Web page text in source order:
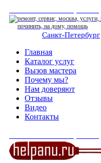
Санкт-Петербург
Главная
Каталог услуг
Вызов мастера
Почему мы?
Нам доверяют
Отзывы
Видео
Контакты